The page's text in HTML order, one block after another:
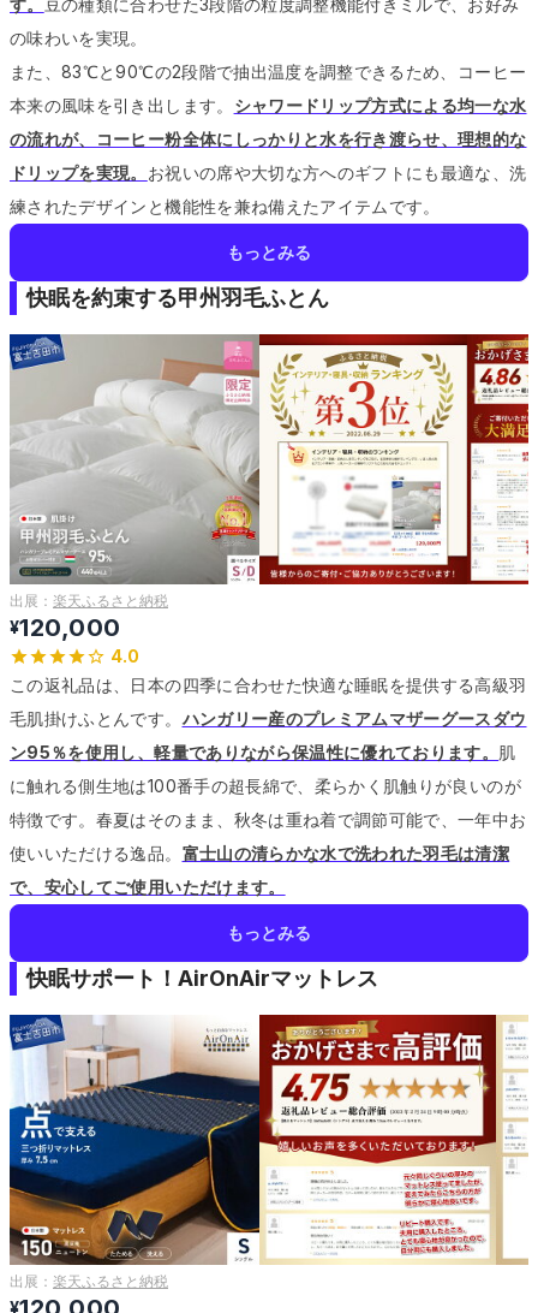
す。
豆の種類に合わせた3段階の粒度調整機能付きミルで、お好み
の味わいを実現。
また、83℃と90℃の2段階で抽出温度を調整できるため、コーヒー
本来の風味を引き出します。 シャワードリップ方式による均一な水
の流れが、コーヒー粉全体にしっかりと水を行き渡らせ、理想的な
ドリップを実現。 お祝いの席や大切な方へのギフトにも最適な、洗
練されたデザインと機能性を兼ね備えたアイテムです。
もっとみる
快眠を約束する甲州羽毛ふとん
出展： 楽天ふるさと納税
¥120,000
4.0
この返礼品は、日本の四季に合わせた快適な睡眠を提供する高級羽
毛肌掛けふとんです。 ハンガリー産のプレミアムマザーグースダウ
ン95％を使用し、軽量でありながら保温性に優れております。 肌
に触れる側生地は100番手の超長綿で、柔らかく肌触りが良いのが
特徴です。 春夏はそのまま、秋冬は重ね着で調節可能で、一年中お
使いいただける逸品。 富士山の清らかな水で洗われた羽毛は清潔
で、安心してご使用いただけます。
もっとみる
快眠サポート！AirOnAirマットレス
出展： 楽天ふるさと納税
¥